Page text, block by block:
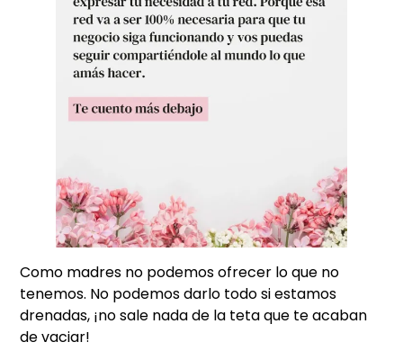
Como madres no podemos ofrecer lo que no
tenemos. No podemos darlo todo si estamos
drenadas, ¡no sale nada de la teta que te acaban
de vaciar!